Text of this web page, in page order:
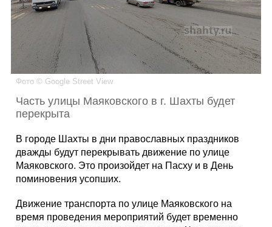
Инфо
Гороскоп
Фотогалерея
Фото © Google Street View
Часть улицы Маяковского в г. Шахты будет
перекрыта
В городе Шахты в дни православных праздников
дважды будут перекрывать движение по улице
Маяковского. Это произойдет на Пасху и в День
поминовения усопших.
Движение транспорта по улице Маяковского на
время проведения мероприятий будет временно